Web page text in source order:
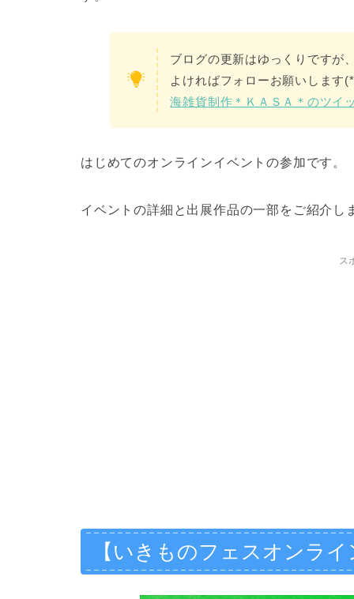
ブログの更新はゆっくりですが
よければフォローお願いします
海雑貨制作＊ＫＡＳＡ＊のツイ
はじめてのオンラインイベントの参加です。
イベントの詳細と出展作品の一部をご紹介し
ス
【いきものフェスオンラ